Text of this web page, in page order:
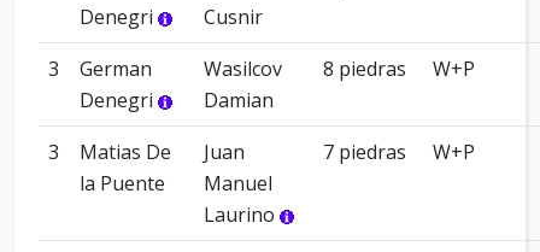
Denegri
Cusnir
3
German
Denegri
Wasilcov
Damian
8 piedras W+P
3
Matias De
la Puente
Juan
Manuel
Laurino
7 piedras W+P